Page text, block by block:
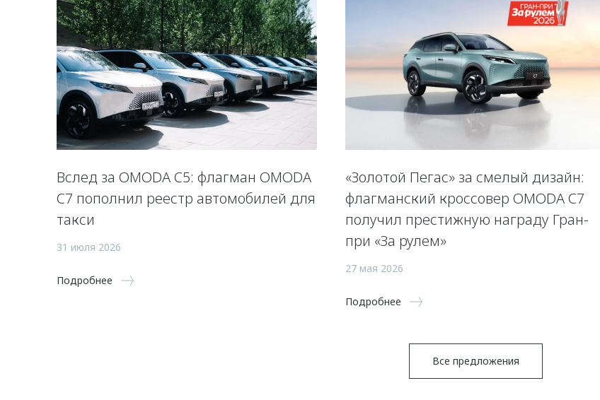
Вслед за OMODA C5: флагман OMODA
C7 пополнил реестр автомобилей для
такси
31 июля 2026
Подробнее
«Золотой Пегас» за смелый дизайн:
флагманский кроссовер OMODA C7
получил престижную награду Гран-
при «За рулем»
27 мая 2026
Подробнее
Все предложения